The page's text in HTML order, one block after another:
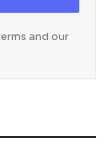
and our